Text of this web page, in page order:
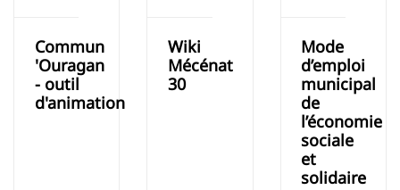
Commun
'Ouragan
- outil
d'animation
Wiki
Mécénat
30
Mode
d’emploi
municipal
de
l’économie
sociale
et
solidaire